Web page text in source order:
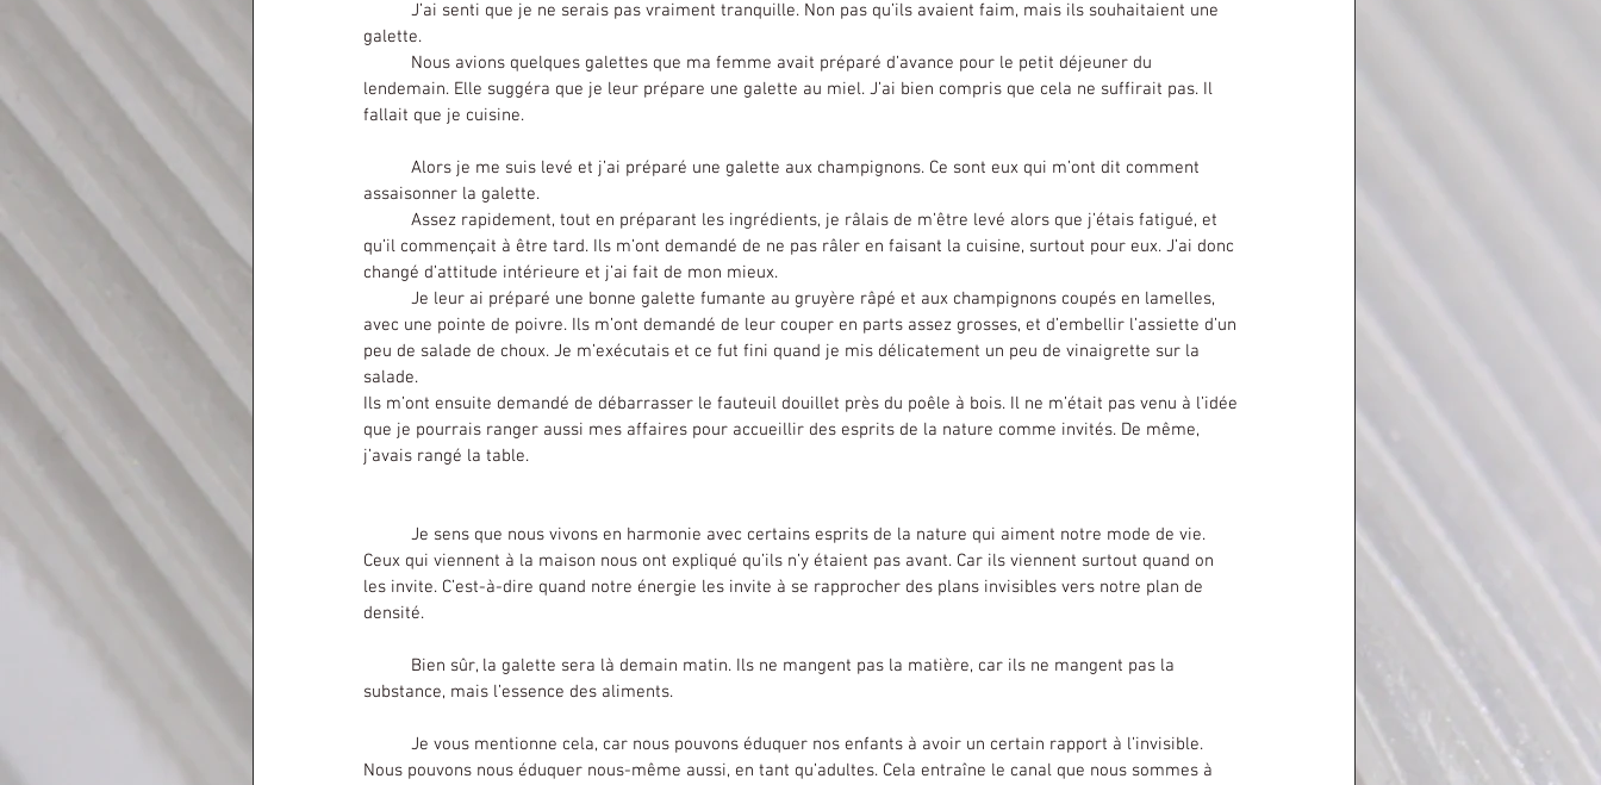
galette.
lendemain. Elle suggéra que je leur prépare une galette au miel. J’ai bien compris que cela ne suffirait pas. Il
fallait que je cuisine.
assaisonner la galette.
qu’il commençait à être tard. Ils m’ont demandé de ne pas râler en faisant la cuisine, surtout pour eux. J’ai donc
changé d’attitude intérieure et j’ai fait de mon mieux.
avec une pointe de poivre. Ils m’ont demandé de leur couper en parts assez grosses, et d’embellir l’assiette d’un
peu de salade de choux. Je m’exécutais et ce fut fini quand je mis délicatement un peu de vinaigrette sur la
salade.
Ils m’ont ensuite demandé de débarrasser le fauteuil douillet près du poêle à bois. Il ne m’était pas venu à l’idée
que je pourrais ranger aussi mes affaires pour accueillir des esprits de la nature comme invités. De même,
j’avais rangé la table.
Ceux qui viennent à la maison nous ont expliqué qu’ils n’y étaient pas avant. Car ils viennent surtout quand on
les invite. C’est-à-dire quand notre énergie les invite à se rapprocher des plans invisibles vers notre plan de
densité.
substance, mais l’essence des aliments.
Nous pouvons nous éduquer nous-même aussi, en tant qu’adultes. Cela entraîne le canal que nous sommes à